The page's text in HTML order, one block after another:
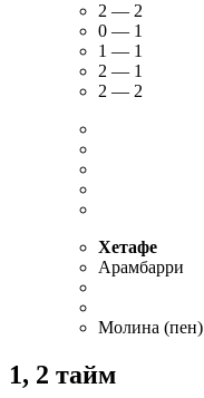
2 — 2
0 — 1
1 — 1
2 — 1
2 — 2
Хетафе
Арамбарри
Молина (пен)
1, 2 тайм